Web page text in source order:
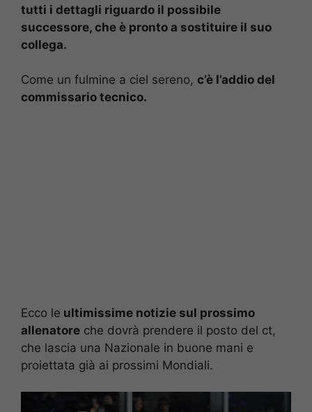
tutti i dettagli riguardo il possibile
successore, che è pronto a sostituire il suo
collega.
Come un fulmine a ciel sereno, c’è l’addio del
commissario tecnico.
Ecco le ultimissime notizie sul prossimo
allenatore che dovrà prendere il posto del ct,
che lascia una Nazionale in buone mani e
proiettata già ai prossimi Mondiali.